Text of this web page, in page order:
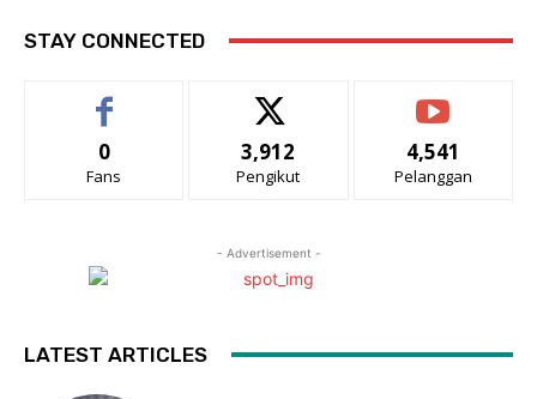
STAY CONNECTED
0
Fans
3,912
Pengikut
4,541
Pelanggan
- Advertisement -
LATEST ARTICLES